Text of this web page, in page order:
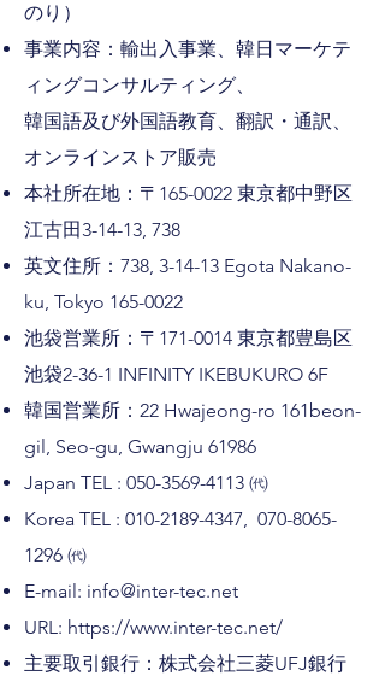
のり）
事業内容：輸出入事業、韓日マーケテ
ィングコンサルティング、
韓国語及び外国語教育​、翻訳・通訳、
オンラインストア販売
本社所在地：〒165-0022 東京都中野区
江古田3-14-13, 738
英文住所：738, 3-14-13 Egota Nakano-
ku, Tokyo 165-0022
​池袋営業所：〒171-0014 東京都豊島区
池袋2-36-1 INFINITY IKEBUKURO 6F
韓国営業所： 22 Hwajeong-ro 161beon-
gil, Seo-gu, Gwangju 61986
Japan TEL : 050-3569-4113 ​㈹
Korea TEL : 010-2189-4347, 070-8065-
1296 ​㈹
E-mail: info@inter-tec.net
URL: https://www.inter-tec.net/
主要取引銀行：株式会社三菱UFJ銀行